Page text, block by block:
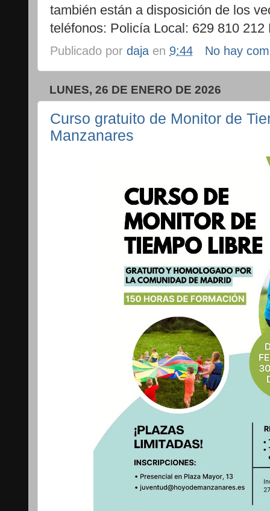
también están a disposición de los
teléfonos: Policía Local: 629 810
Publicado por daja en 9:44 No hay
LUNES, 26 DE ENERO DE 2026
Curso gratuito de Monitor de
Manzanares